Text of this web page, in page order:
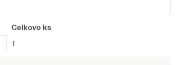
Celkovo ks
1